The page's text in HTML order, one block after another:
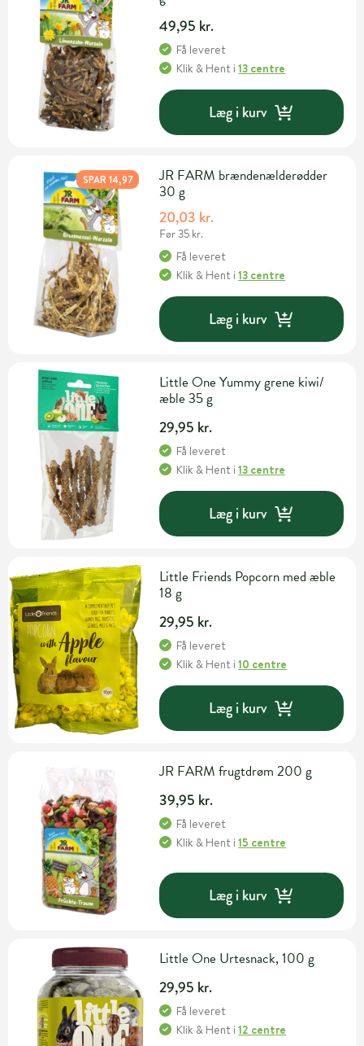
49,95 kr.
Få leveret
Klik & Hent i13 centre
Læg i kurv
SPAR 14,97
JR FARM brændenælderødder
30 g
20,03 kr.
Før 35 kr.
Få leveret
Klik & Hent i13 centre
Læg i kurv
Little One Yummy grene kiwi/
æble 35 g
29,95 kr.
Få leveret
Klik & Hent i13 centre
Læg i kurv
Little Friends Popcorn med æble
18 g
29,95 kr.
Få leveret
Klik & Hent i10 centre
Læg i kurv
JR FARM frugtdrøm 200 g
39,95 kr.
Få leveret
Klik & Hent i15 centre
Læg i kurv
Little One Urtesnack, 100 g
29,95 kr.
Få leveret
Klik & Hent i12 centre